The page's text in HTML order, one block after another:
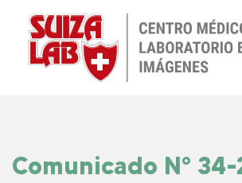
content
Comunicado N° 34-